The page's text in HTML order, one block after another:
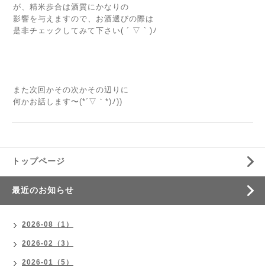
が、精米歩合は酒質にかなりの
影響を与えますので、お酒選びの際は
是非チェックしてみて下さい( ´ ▽ ` )ﾉ
また次回かその次かその辺りに
何かお話します〜(*´▽｀*)ﾉ))
トップページ
最近のお知らせ
2026-08（1）
2026-02（3）
2026-01（5）